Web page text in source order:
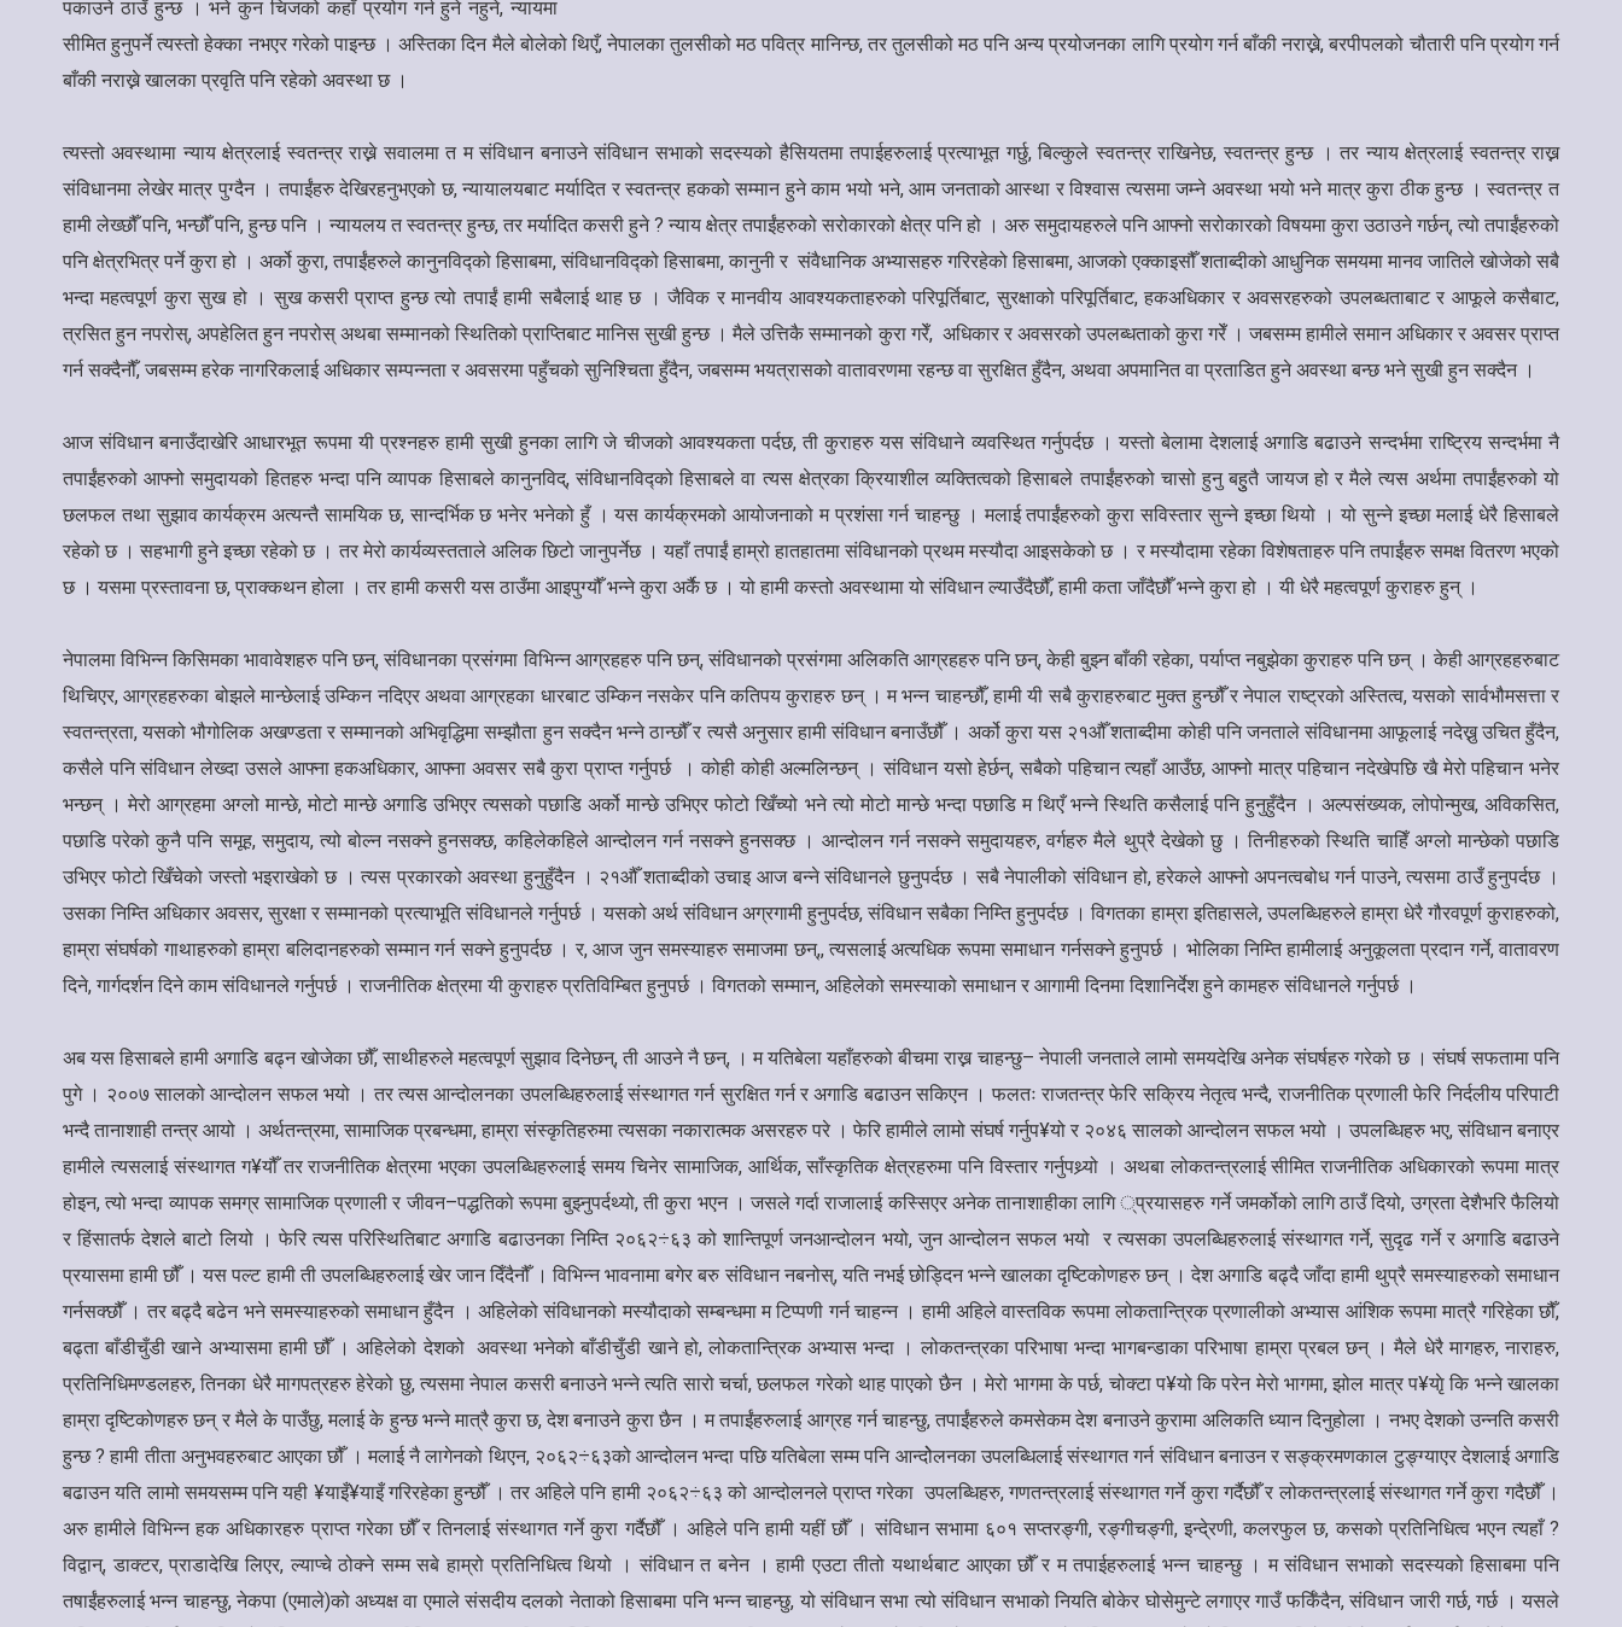
पकाउने ठाउँ हुन्छ । भने कुन चिजको कहाँ प्रयोग गर्न हुने नहुने, न्यायमा
सीमित हुनुपर्ने त्यस्तो हेक्का नभएर गरेको पाइन्छ । अस्तिका दिन मैले बोलेको थिएँ, नेपालका तुलसीको मठ पवित्र मानिन्छ, तर तुलसीको मठ पनि अन्य प्रयोजनका लागि प्रयोग गर्न बाँकी नराख्ने, बरपीपलको चौतारी पनि प्रयोग गर्न
बाँकी नराख्ने खालका प्रवृति पनि रहेको अवस्था छ ।
त्यस्तो अवस्थामा न्याय क्षेत्रलाई स्वतन्त्र राख्ने सवालमा त म संविधान बनाउने संविधान सभाको सदस्यको हैसियतमा तपाईहरुलाई प्रत्याभूत गर्छु, बिल्कुले स्वतन्त्र राखिनेछ, स्वतन्त्र हुन्छ । तर न्याय क्षेत्रलाई स्वतन्त्र राख्न
संविधानमा लेखेर मात्र पुग्दैन । तपाईंहरु देखिरहनुभएको छ, न्यायालयबाट मर्यादित र स्वतन्त्र हकको सम्मान हुने काम भयो भने, आम जनताको आस्था र विश्वास त्यसमा जम्ने अवस्था भयो भने मात्र कुरा ठीक हुन्छ । स्वतन्त्र त
हामी लेख्छौँ पनि, भन्छौँ पनि, हुन्छ पनि । न्यायलय त स्वतन्त्र हुन्छ, तर मर्यादित कसरी हुने ? न्याय क्षेत्र तपाईंहरुको सरोकारको क्षेत्र पनि हो । अरु समुदायहरुले पनि आफ्नो सरोकारको विषयमा कुरा उठाउने गर्छन्, त्यो तपाईंहरुको
पनि क्षेत्रभित्र पर्ने कुरा हो । अर्को कुरा, तपाईंहरुले कानुनविद्को हिसाबमा, संविधानविद्को हिसाबमा, कानुनी र संवैधानिक अभ्यासहरु गरिरहेको हिसाबमा, आजको एक्काइसौँ शताब्दीको आधुनिक समयमा मानव जातिले खोजेको सबै
भन्दा महत्वपूर्ण कुरा सुख हो । सुख कसरी प्राप्त हुन्छ त्यो तपाईं हामी सबैलाई थाह छ । जैविक र मानवीय आवश्यकताहरुको परिपूर्तिबाट, सुरक्षाको परिपूर्तिबाट, हकअधिकार र अवसरहरुको उपलब्धताबाट र आफूले कसैबाट,
त्रसित हुन नपरोस्, अपहेलित हुन नपरोस् अथबा सम्मानको स्थितिको प्राप्तिबाट मानिस सुखी हुन्छ । मैले उत्तिकै सम्मानको कुरा गरेँ, अधिकार र अवसरको उपलब्धताको कुरा गरेँ । जबसम्म हामीले समान अधिकार र अवसर प्राप्त
गर्न सक्दैनौँ, जबसम्म हरेक नागरिकलाई अधिकार सम्पन्नता र अवसरमा पहुँचको सुनिश्चिता हुँदैन, जबसम्म भयत्रासको वातावरणमा रहन्छ वा सुरक्षित हुँदैन, अथवा अपमानित वा प्रताडित हुने अवस्था बन्छ भने सुखी हुन सक्दैन ।
आज संविधान बनाउँदाखेरि आधारभूत रूपमा यी प्रश्नहरु हामी सुखी हुनका लागि जे चीजको आवश्यकता पर्दछ, ती कुराहरु यस संविधाने व्यवस्थित गर्नुपर्दछ । यस्तो बेलामा देशलाई अगाडि बढाउने सन्दर्भमा राष्ट्रिय सन्दर्भमा नै
तपाईंहरुको आफ्नो समुदायको हितहरु भन्दा पनि व्यापक हिसाबले कानुनविद्, संविधानविद्को हिसाबले वा त्यस क्षेत्रका क्रियाशील व्यक्तित्वको हिसाबले तपाईंहरुको चासो हुनु बहुुतै जायज हो र मैले त्यस अर्थमा तपाईंहरुको यो
छलफल तथा सुझाव कार्यक्रम अत्यन्तै सामयिक छ, सान्दर्भिक छ भनेर भनेको हुँ । यस कार्यक्रमको आयोजनाको म प्रशंसा गर्न चाहन्छु । मलाई तपाईंहरुको कुरा सविस्तार सुन्ने इच्छा थियो । यो सुन्ने इच्छा मलाई धेरै हिसाबले
रहेको छ । सहभागी हुने इच्छा रहेको छ । तर मेरो कार्यव्यस्तताले अलिक छिटो जानुपर्नेछ । यहाँ तपाईं हाम्रो हातहातमा संविधानको प्रथम मस्यौदा आइसकेको छ । र मस्यौदामा रहेका विशेषताहरु पनि तपाईंहरु समक्ष वितरण भएको
छ । यसमा प्रस्तावना छ, प्राक्कथन होला । तर हामी कसरी यस ठाउँमा आइपुग्यौँ भन्ने कुरा अर्कै छ । यो हामी कस्तो अवस्थामा यो संविधान ल्याउँदैछौँ, हामी कता जाँदैछौँ भन्ने कुरा हो । यी धेरै महत्वपूर्ण कुराहरु हुन् ।
नेपालमा विभिन्न किसिमका भावावेशहरु पनि छन्, संविधानका प्रसंगमा विभिन्न आग्रहहरु पनि छन्, संविधानको प्रसंगमा अलिकति आग्रहहरु पनि छन्, केही बुझ्न बाँकी रहेका, पर्याप्त नबुझेका कुराहरु पनि छन् । केही आग्रहहरुबाट
थिचिएर, आग्रहहरुका बोझले मान्छेलाई उम्किन नदिएर अथवा आग्रहका धारबाट उम्किन नसकेर पनि कतिपय कुराहरु छन् । म भन्न चाहन्छौँ, हामी यी सबै कुराहरुबाट मुक्त हुन्छौँ र नेपाल राष्ट्रको अस्तित्व, यसको सार्वभौमसत्ता र
स्वतन्त्रता, यसको भौगोलिक अखण्डता र सम्मानको अभिवृद्धिमा सम्झौता हुन सक्दैन भन्ने ठान्छौँ र त्यसै अनुसार हामी संविधान बनाउँछौँ । अर्को कुरा यस २१औँ शताब्दीमा कोही पनि जनताले संविधानमा आफूलाई नदेख्नु उचित हुँदैन,
कसैले पनि संविधान लेख्दा उसले आफ्ना हकअधिकार, आफ्ना अवसर सबै कुरा प्राप्त गर्नुपर्छ । कोही कोही अल्मलिन्छन् । संविधान यसो हेर्छन्, सबैको पहिचान त्यहाँ आउँछ, आफ्नो मात्र पहिचान नदेखेपछि खै मेरो पहिचान भनेर
भन्छन् । मेरो आग्रहमा अग्लो मान्छे, मोटो मान्छे अगाडि उभिएर त्यसको पछाडि अर्को मान्छे उभिएर फोटो खिँच्यो भने त्यो मोटो मान्छे भन्दा पछाडि म थिएँ भन्ने स्थिति कसैलाई पनि हुनुहुँदैन । अल्पसंख्यक, लोपोन्मुख, अविकसित,
पछाडि परेको कुनै पनि समूह, समुदाय, त्यो बोल्न नसक्ने हुनसक्छ, कहिलेकहिले आन्दोलन गर्न नसक्ने हुनसक्छ । आन्दोलन गर्न नसक्ने समुदायहरु, वर्गहरु मैले थुप्रै देखेको छु । तिनीहरुको स्थिति चाहिँ अग्लो मान्छेको पछाडि
उभिएर फोटो खिँचेको जस्तो भइराखेको छ । त्यस प्रकारको अवस्था हुनुहुँदैन । २१औँ शताब्दीको उचाइ आज बन्ने संविधानले छुनुपर्दछ । सबै नेपालीको संविधान हो, हरेकले आफ्नो अपनत्वबोध गर्न पाउने, त्यसमा ठाउँ हुनुपर्दछ ।
उसका निम्ति अधिकार अवसर, सुरक्षा र सम्मानको प्रत्याभूति संविधानले गर्नुपर्छ । यसको अर्थ संविधान अग्रगामी हुनुपर्दछ, संविधान सबैका निम्ति हुनुपर्दछ । विगतका हाम्रा इतिहासले, उपलब्धिहरुले हाम्रा धेरै गौरवपूर्ण कुराहरुको,
हाम्रा संघर्षको गाथाहरुको हाम्रा बलिदानहरुको सम्मान गर्न सक्ने हुनुपर्दछ । र, आज जुन समस्याहरु समाजमा छन्,, त्यसलाई अत्यधिक रूपमा समाधान गर्नसक्ने हुनुपर्छ । भोलिका निम्ति हामीलाई अनुकूलता प्रदान गर्ने, वातावरण
दिने, गार्गदर्शन दिने काम संविधानले गर्नुपर्छ । राजनीतिक क्षेत्रमा यी कुराहरु प्रतिविम्बित हुनुपर्छ । विगतको सम्मान, अहिलेको समस्याको समाधान र आगामी दिनमा दिशानिर्देश हुने कामहरु संविधानले गर्नुपर्छ ।
अब यस हिसाबले हामी अगाडि बढ्न खोजेका छौँ, साथीहरुले महत्वपूर्ण सुझाव दिनेछन्, ती आउने नै छन्, । म यतिबेला यहाँहरुको बीचमा राख्न चाहन्छु– नेपाली जनताले लामो समयदेखि अनेक संघर्षहरु गरेको छ । संघर्ष सफतामा पनि
पुगे । २००७ सालको आन्दोलन सफल भयो । तर त्यस आन्दोलनका उपलब्धिहरुलाई संस्थागत गर्न सुरक्षित गर्न र अगाडि बढाउन सकिएन । फलतः राजतन्त्र फेरि सक्रिय नेतृत्व भन्दै, राजनीतिक प्रणाली फेरि निर्दलीय परिपाटी
भन्दै तानाशाही तन्त्र आयो । अर्थतन्त्रमा, सामाजिक प्रबन्धमा, हाम्रा संस्कृतिहरुमा त्यसका नकारात्मक असरहरु परे । फेरि हामीले लामो संघर्ष गर्नुप¥यो र २०४६ सालको आन्दोलन सफल भयो । उपलब्धिहरु भए, संविधान बनाएर
हामीले त्यसलाई संस्थागत ग¥यौँ तर राजनीतिक क्षेत्रमा भएका उपलब्धिहरुलाई समय चिनेर सामाजिक, आर्थिक, साँस्कृतिक क्षेत्रहरुमा पनि विस्तार गर्नुपथ्र्यो । अथबा लोकतन्त्रलाई सीमित राजनीतिक अधिकारको रूपमा मात्र
होइन, त्यो भन्दा व्यापक समग्र सामाजिक प्रणाली र जीवन–पद्धतिको रूपमा बुझ्नुपर्दथ्यो, ती कुरा भएन । जसले गर्दा राजालाई कस्सिएर अनेक तानाशाहीका लागि ्प्रयासहरु गर्ने जमर्कोको लागि ठाउँ दियो, उग्रता देशैभरि फैलियो
र हिंसातर्फ देशले बाटो लियो । फेरि त्यस परिस्थितिबाट अगाडि बढाउनका निम्ति २०६२÷६३ को शान्तिपूर्ण जनआन्दोलन भयो, जुन आन्दोलन सफल भयो र त्यसका उपलब्धिहरुलाई संस्थागत गर्ने, सुदृढ गर्ने र अगाडि बढाउने
प्रयासमा हामी छौँ । यस पल्ट हामी ती उपलब्धिहरुलाई खेर जान दिँदैनौँ । विभिन्न भावनामा बगेर बरु संविधान नबनोस्, यति नभई छोड्दिन भन्ने खालका दृष्टिकोणहरु छन् । देश अगाडि बढ्दै जाँदा हामी थुप्रै समस्याहरुको समाधान
गर्नसक्छौँ । तर बढ्दै बढेन भने समस्याहरुको समाधान हुँदैन । अहिलेको संविधानको मस्यौदाको सम्बन्धमा म टिप्पणी गर्न चाहन्न । हामी अहिले वास्तविक रूपमा लोकतान्त्रिक प्रणालीको अभ्यास आंशिक रूपमा मात्रै गरिहेका छौँ,
बढ्ता बाँडीचुँडी खाने अभ्यासमा हामी छौँ । अहिलेको देशको अवस्था भनेको बाँडीचुँडी खाने हो, लोकतान्त्रिक अभ्यास भन्दा । लोकतन्त्रका परिभाषा भन्दा भागबन्डाका परिभाषा हाम्रा प्रबल छन् । मैले धेरै मागहरु, नाराहरु,
प्रतिनिधिमण्डलहरु, तिनका धेरै मागपत्रहरु हेरेको छु, त्यसमा नेपाल कसरी बनाउने भन्ने त्यति सारो चर्चा, छलफल गरेको थाह पाएको छैन । मेरो भागमा के पर्छ, चोक्टा प¥यो कि परेन मेरो भागमा, झोल मात्र प¥याृे कि भन्ने खालका
हाम्रा दृष्टिकोणहरु छन् र मैले के पाउँछु, मलाई के हुन्छ भन्ने मात्रै कुरा छ, देश बनाउने कुरा छैन । म तपाईंहरुलाई आग्रह गर्न चाहन्छु, तपाईंहरुले कमसेकम देश बनाउने कुरामा अलिकति ध्यान दिनुहोला । नभए देशको उन्नति कसरी
हुन्छ ? हामी तीता अनुभवहरुबाट आएका छौँ । मलाई नै लागेनको थिएन, २०६२÷६३को आन्दोलन भन्दा पछि यतिबेला सम्म पनि आन्दोेलनका उपलब्धिलाई संस्थागत गर्न संविधान बनाउन र सङ्क्रमणकाल टुङ्ग्याएर देशलाई अगाडि
बढाउन यति लामो समयसम्म पनि यही ¥याइँ¥याइँ गरिरहेका हुन्छौँ । तर अहिले पनि हामी २०६२÷६३ को आन्दोलनले प्राप्त गरेका उपलब्धिहरु, गणतन्त्रलाई संस्थागत गर्ने कुरा गर्दैछौँ र लोकतन्त्रलाई संस्थागत गर्ने कुरा गदैछौँ ।
अरु हामीले विभिन्न हक अधिकारहरु प्राप्त गरेका छौँ र तिनलाई संस्थागत गर्ने कुरा गर्दैछौँ । अहिले पनि हामी यहीं छौँ । संविधान सभामा ६०१ सप्तरङ्गी, रङ्गीचङ्गी, इन्दे्रणी, कलरफुल छ, कसको प्रतिनिधित्व भएन त्यहाँ ?
विद्वान्, डाक्टर, प्राडादेखि लिएर, ल्याप्चे ठोक्ने सम्म सबे हाम्रो प्रतिनिधित्व थियो । संविधान त बनेन । हामी एउटा तीतो यथार्थबाट आएका छौँ र म तपाईहरुलाई भन्न चाहन्छु । म संविधान सभाको सदस्यको हिसाबमा पनि
तषाईंहरुलाई भन्न चाहन्छु, नेकपा (एमाले)को अध्यक्ष वा एमाले संसदीय दलको नेताको हिसाबमा पनि भन्न चाहन्छु, यो संविधान सभा त्यो संविधान सभाको नियति बोकेर घोसेमुन्टे लगाएर गाउँ फर्किँदैन, संविधान जारी गर्छ, गर्छ । यसले